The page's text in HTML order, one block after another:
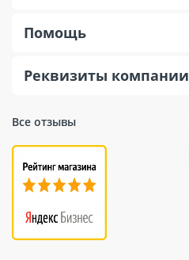
Все отзывы
Помощь
Реквизиты компании